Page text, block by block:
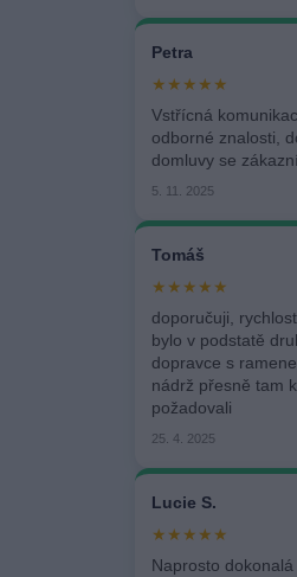
Petra
★★★★★
Vstřícná
odborné znalosti,
domluvy se
5. 11. 2025
Tomáš
★★★★★
doporučuji,
bylo v podstatě
dopravce s
nádrž přesně tam
požadovali
25. 4. 2025
Lucie S.
★★★★★
Naprosto dokonalá